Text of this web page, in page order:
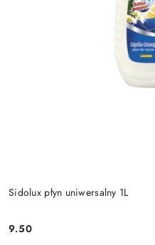
Sidolux płyn uniwersalny 1L
Cena:
9.50